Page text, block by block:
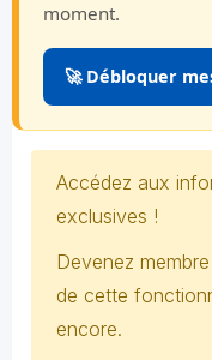
moment.
🚀 Débloquer
Accédez aux
exclusives !
Devenez
de cette
encore.